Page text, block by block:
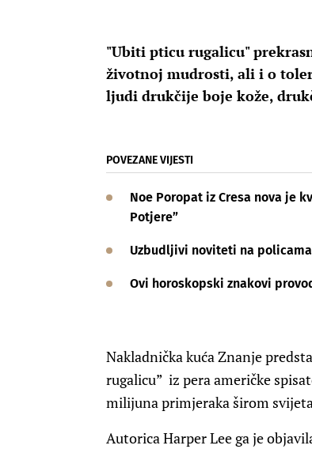
"Ubiti pticu rugalicu"
životnoj mudrosti, ali i o
ljudi drukčije boje kože,
POVEZANE VIJESTI
Noe Poropat iz Cresa nova je
Potjere”
Uzbudljivi noviteti na
Ovi horoskopski znakovi
Nakladnička kuća Znanje
rugalicu” iz pera američke
milijuna primjeraka širom
Autorica Harper Lee ga je